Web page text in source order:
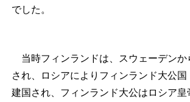
でした。
当時フィンランドは、スウェーデンか
され、ロシアによりフィンランド大公国
建国され、フィンランド大公はロシア